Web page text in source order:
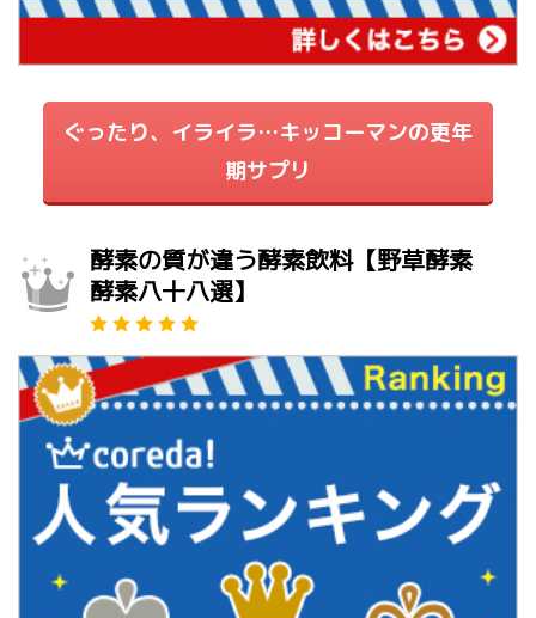
ぐったり、イライラ…キッコーマンの更年
期サプリ
酵素の質が違う酵素飲料【野草酵素
酵素八十八選】